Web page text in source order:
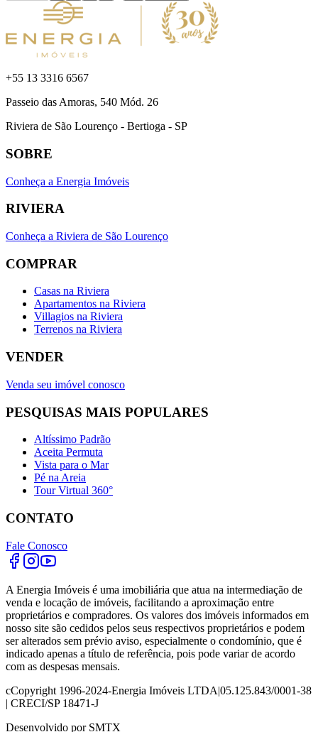
+55 13 3316 6567
Passeio das Amoras, 540 Mód. 26
Riviera de São Lourenço - Bertioga - SP
SOBRE
Conheça a Energia Imóveis
RIVIERA
Conheça a Riviera de São Lourenço
COMPRAR
Casas na Riviera
Apartamentos na Riviera
Villagios na Riviera
Terrenos na Riviera
VENDER
Venda seu imóvel conosco
PESQUISAS MAIS POPULARES
Altíssimo Padrão
Aceita Permuta
Vista para o Mar
Pé na Areia
Tour Virtual 360°
CONTATO
Fale Conosco
A Energia Imóveis é uma imobiliária que atua na intermediação de
venda e locação de imóveis, facilitando a aproximação entre
proprietários e compradores. Os valores dos imóveis informados em
nosso site são cedidos pelos seus respectivos proprietários e podem
ser alterados sem prévio aviso, especialmente o condomínio, que é
indicado apenas a título de referência, pois pode variar de acordo
com as despesas mensais.
cCopyright 1996-2024-Energia Imóveis LTDA|05.125.843/0001-38
| CRECI/SP 18471-J
Desenvolvido por SMTX